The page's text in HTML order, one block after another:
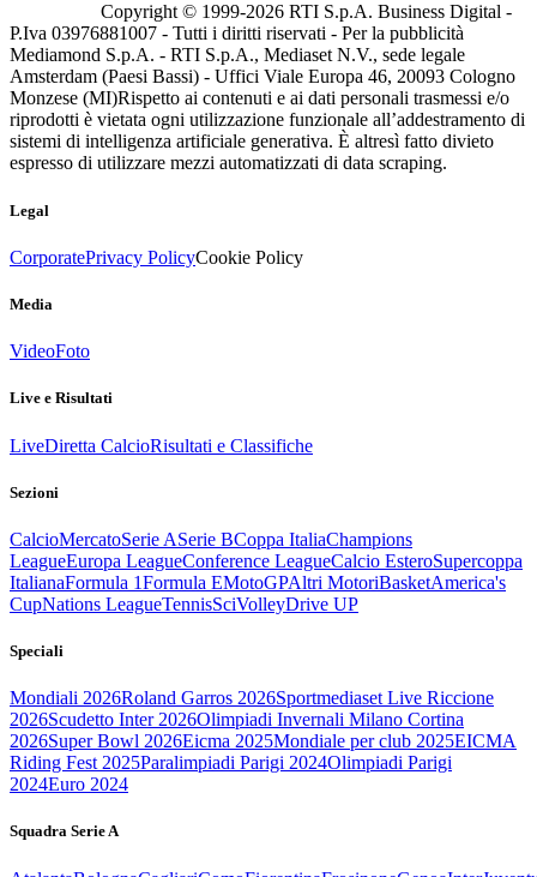
Copyright © 1999-2026 RTI S.p.A. Business Digital -
P.Iva 03976881007 - Tutti i diritti riservati - Per la pubblicità
Mediamond S.p.A. - RTI S.p.A., Mediaset N.V., sede legale
Amsterdam (Paesi Bassi) - Uffici Viale Europa 46, 20093 Cologno
Monzese (MI)Rispetto ai contenuti e ai dati personali trasmessi e/o
riprodotti è vietata ogni utilizzazione funzionale all’addestramento di
sistemi di intelligenza artificiale generativa. È altresì fatto divieto
espresso di utilizzare mezzi automatizzati di data scraping.
Legal
CorporatePrivacy PolicyCookie Policy
Media
VideoFoto
Live e Risultati
LiveDiretta CalcioRisultati e Classifiche
Sezioni
CalcioMercatoSerie ASerie BCoppa ItaliaChampions
LeagueEuropa LeagueConference LeagueCalcio EsteroSupercoppa
ItalianaFormula 1Formula EMotoGPAltri MotoriBasketAmerica's
CupNations LeagueTennisSciVolleyDrive UP
Speciali
Mondiali 2026Roland Garros 2026Sportmediaset Live Riccione
2026Scudetto Inter 2026Olimpiadi Invernali Milano Cortina
2026Super Bowl 2026Eicma 2025Mondiale per club 2025EICMA
Riding Fest 2025Paralimpiadi Parigi 2024Olimpiadi Parigi
2024Euro 2024
Squadra Serie A